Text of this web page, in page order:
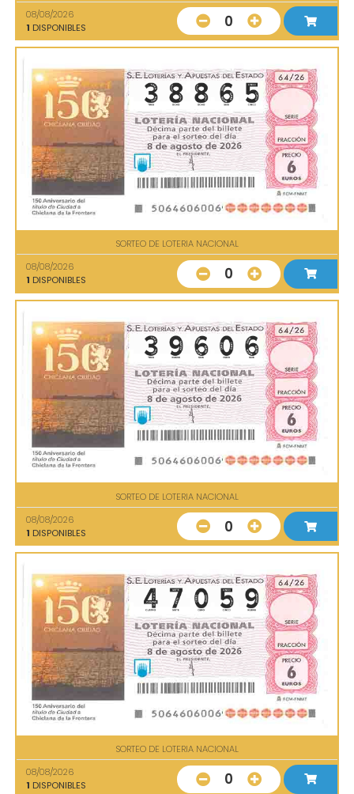
08/08/2026
1 DISPONIBLES 0
SORTEO DE LOTERIA NACIONAL
08/08/2026
1 DISPONIBLES 0
SORTEO DE LOTERIA NACIONAL
08/08/2026
1 DISPONIBLES 0
SORTEO DE LOTERIA NACIONAL
08/08/2026
1 DISPONIBLES 0